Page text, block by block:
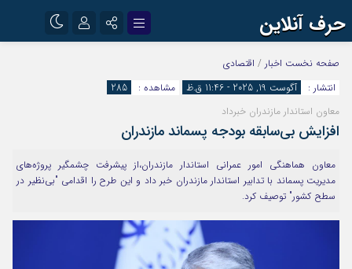
حرف آنلاین
اینستاگرام
آپارات
رمز عبور
مرا به خاطر بسپار
صفحه نخست اخبار / اقتصادی
انتشار :
آگوست 19, 2025 - 11:46 ق.ظ مشاهده :
285
معاون استاندار مازندران خبرداد
افزایش بی‌سابقه بودجه پسماند مازندران
معاون هماهنگی امور عمرانی استاندار مازندران،از پیشرفت چشمگیر پروژه‌های
مدیریت پسماند با تدابیر استاندار مازندران خبر داد و این طرح را اقدامی "بی‌نظیر در
سطح کشور" توصیف کرد.